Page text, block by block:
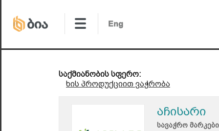
საქმიანობის სფერო:
ხის პროდუქციით ვაჭრობა
აჩისარი
სავაჭრო